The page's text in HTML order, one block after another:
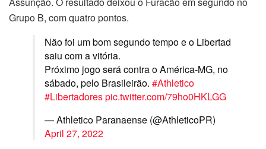
Grupo B, com quatro pontos.
Não foi um bom segundo tempo e o Libertad
saiu com a vitória.
Próximo jogo será contra o América-MG, no
sábado, pelo Brasileirão. #Athletico
#Libertadorespic.twitter.com/79ho0HKLGG
— Athletico Paranaense (@AthleticoPR)
April 27, 2022